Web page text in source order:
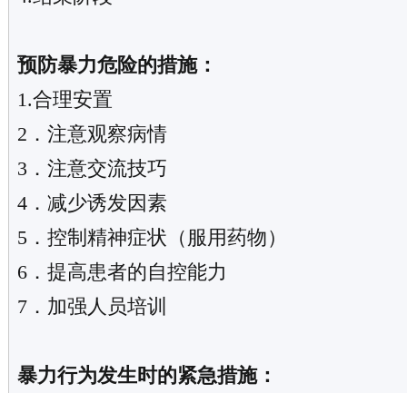
预防暴力危险的措施：
1.合理安置
2．注意观察病情
3．注意交流技巧
4．减少诱发因素
5．控制精神症状（服用药物）
6．提高患者的自控能力
7．加强人员培训
暴力行为发生时的紧急措施：